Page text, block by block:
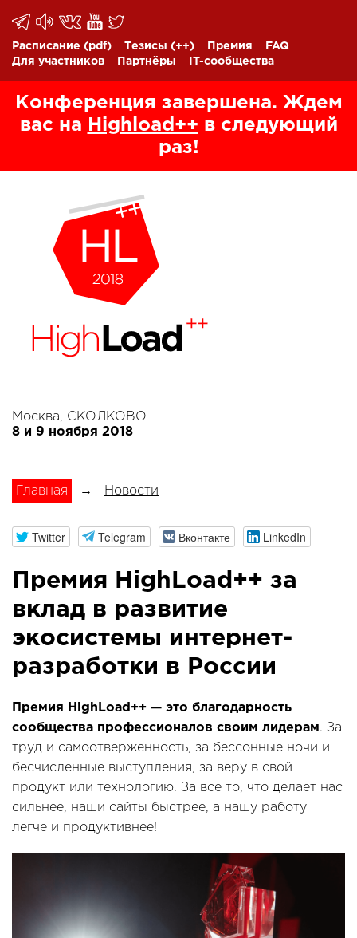
Расписание (pdf) Тезисы (++) Премия
FAQ
Для участников
Партнёры IT-сообщества
Конференция завершена. Ждем
вас на Highload++ в следующий
раз!
Москва, СКОЛКОВО
8 и 9 ноября 2018
Главная → Новости
Twitter Telegram Вконтакте LinkedIn
Премия HighLoad++ за
вклад в развитие
экосистемы интернет-
разработки в России
Премия HighLoad++ — это благодарность
сообщества профессионалов своим лидерам. За
труд и самоотверженность, за бессонные ночи и
бесчисленные выступления, за веру в свой
продукт или технологию. За все то, что делает нас
сильнее, наши сайты быстрее, а нашу работу
легче и продуктивнее!